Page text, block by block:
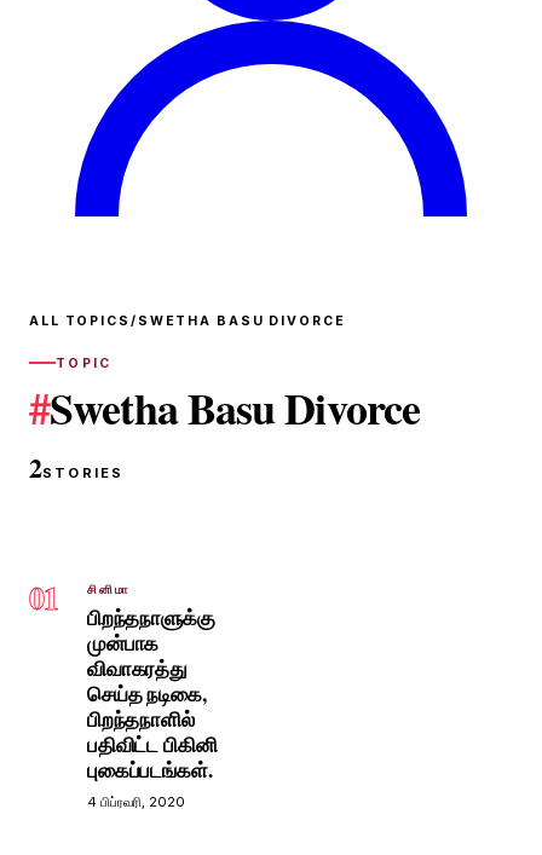
ALL TOPICS / SWETHA BASU DIVORCE
TOPIC
#Swetha Basu Divorce
2STORIES
01 சினிமா
பிறந்தநாளுக்கு
முன்பாக
விவாகரத்து
செய்த நடிகை,
பிறந்தநாளில்
பதிவிட்ட பிகினி
புகைப்படங்கள்.
4 பிப்ரவரி, 2020